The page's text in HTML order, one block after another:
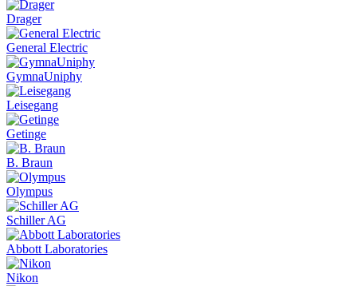
Drager
General Electric
GymnaUniphy
Leisegang
Getinge
B. Braun
Olympus
Schiller AG
Abbott Laboratories
Nikon